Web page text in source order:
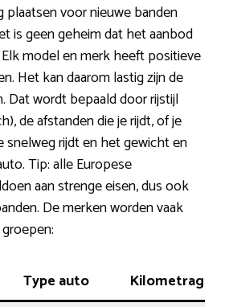
plaatsen voor nieuwe banden
is geen geheim dat het aanbod
model en merk heeft positieve
Het kan daarom lastig zijn de
Dat wordt bepaald door rijstijl
de afstanden die je rijdt, of je
snelweg rijdt en het gewicht en
Tip: alle Europese
aan strenge eisen, dus ook
De merken worden vaak
Type auto Kilometrage